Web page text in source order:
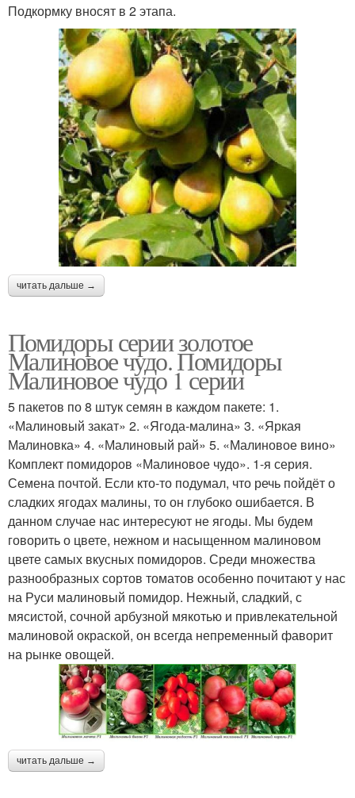
Подкормку вносят в 2 этапа.
читать дальше →
Помидоры серии золотое
Малиновое чудо. Помидоры
Малиновое чудо 1 серии
5 пакетов по 8 штук семян в каждом пакете: 1.
«Малиновый закат» 2. «Ягода-малина» 3. «Яркая
Малиновка» 4. «Малиновый рай» 5. «Малиновое вино»
Комплект помидоров «Малиновое чудо». 1-я серия.
Семена почтой. Если кто-то подумал, что речь пойдёт о
сладких ягодах малины, то он глубоко ошибается. В
данном случае нас интересуют не ягоды. Мы будем
говорить о цвете, нежном и насыщенном малиновом
цвете самых вкусных помидоров. Среди множества
разнообразных сортов томатов особенно почитают у нас
на Руси малиновый помидор. Нежный, сладкий, с
мясистой, сочной арбузной мякотью и привлекательной
малиновой окраской, он всегда непременный фаворит
на рынке овощей.
читать дальше →